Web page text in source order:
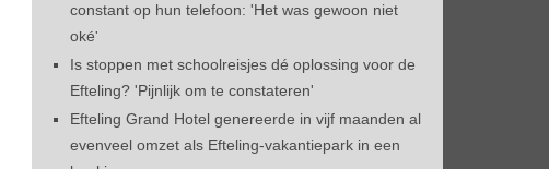
constant op hun telefoon: 'Het was gewoon niet
oké'
Is stoppen met schoolreisjes dé oplossing voor de
Efteling? 'Pijnlijk om te constateren'
Efteling Grand Hotel genereerde in vijf maanden al
evenveel omzet als Efteling-vakantiepark in een